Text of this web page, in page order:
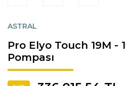
ASTRAL
Pro Elyo Touch 19M -
Pompası